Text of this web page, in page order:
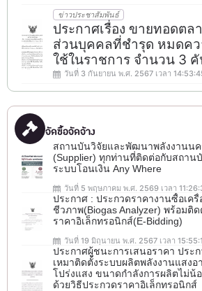
ข่าวประชาสัมพันธ์
ประกาศเรื่อง ขายทอดตล
ส่วนบุคคลที่ชำรุด หมดคว
ใช้ในราชการ จำนวน 3
วันที่ 3 กันยายน พ.ศ. 2567 เวลา
จัดซื้อจัดจ้าง
สถานบันวิจัยและพัฒนาพลังงานนค
(Supplier) ทุกท่านที่ติดต่อกับสถาน
ระบบโอนเงิน Any Where
วันที่ 5 พฤษภาคม พ.ศ. 2569 เวลา
ประกาศ : ประกวดราคางานซื้อเครื่
ชีวภาพ(ฺBiogas Analyzer) พร้อมติ
ราคาอิเล็กทรอนิกส์(e-Bidding)
วันที่ 19 มิถุนายน พ.ศ. 2567 เวลา
ประกาศผู้ชนะการเสนอราคา ประ
เหมาติดตั้งระบบผลิตพลังงานแสง
โปร่งแสง ขนาดกำลังการผลิตไม่น้
ด้วยวิธีประกวดราคาอิเล็กทรอนิกส์